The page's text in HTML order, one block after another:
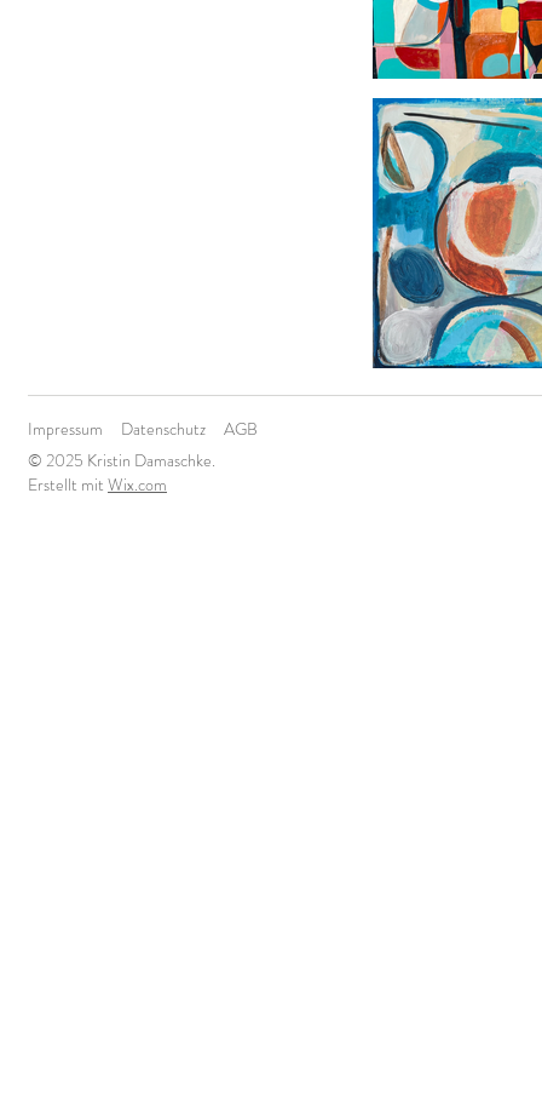
Impressum Datenschutz
AGB
© 2025 Kristin Damaschke.
Erstellt mit Wix.com